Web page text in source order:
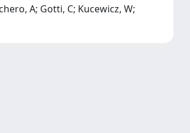
A; Gotti, C; Kucewicz, W;